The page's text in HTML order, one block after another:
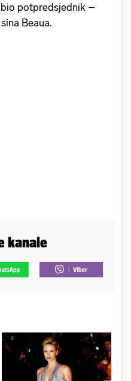
bio potpredsjednik –
Beaua.
kanale